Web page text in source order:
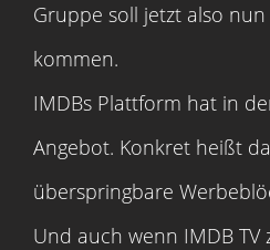
Gruppe soll jetzt also
kommen.
IMDBs Plattform hat in
Angebot. Konkret heißt
überspringbare
Und auch wenn IMDB